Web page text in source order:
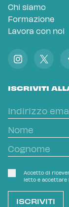
Chi siamo
Formazione
Lavora con noi
ISCRIVITI
Accetto di
letto e accettare